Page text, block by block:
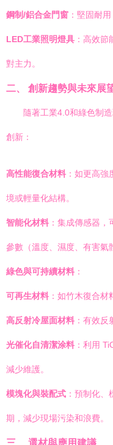
鋼制/鋁合金門窗 ：堅固耐
LED工業照明燈具 ：高效
對主力。
二、 創新趨勢與未來展
隨著工業4.0和綠色制
創新：
高性能復合材料 ：如更高
境或輕量化結構。
智能化材料 ：集成傳感器
參數（溫度、濕度、有害氣
綠色與可持續材料 ：
可再生材料 ：如竹木復合材
高反射冷屋面材料 ：有效反
光催化自清潔涂料 ：利用
減少維護。
模塊化與裝配式 ：預制化
期，減少現場污染和浪費。
三、 選材與應用建議